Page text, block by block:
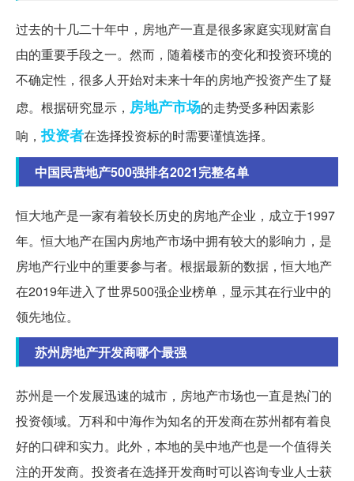
过去的十几二十年中，房地产一直是很多家庭实现财富自
由的重要手段之一。然而，随着楼市的变化和投资环境的
不确定性，很多人开始对未来十年的房地产投资产生了疑
虑。根据研究显示， 房地产市场的走势受多种因素影
响，投资者在选择投资标的时需要谨慎选择。
中国民营地产500强排名2021完整名单
恒大地产是一家有着较长历史的房地产企业，成立于1997
年。恒大地产在国内房地产市场中拥有较大的影响力，是
房地产行业中的重要参与者。根据最新的数据，恒大地产
在2019年进入了世界500强企业榜单，显示其在行业中的
领先地位。
苏州房地产开发商哪个最强
苏州是一个发展迅速的城市，房地产市场也一直是热门的
投资领域。万科和中海作为知名的开发商在苏州都有着良
好的口碑和实力。此外，本地的吴中地产也是一个值得关
注的开发商。投资者在选择开发商时可以咨询专业人士获